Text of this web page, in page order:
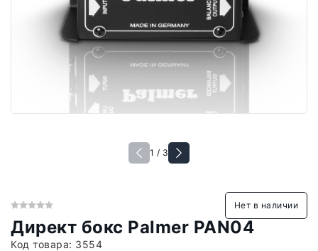
1 / 3
Нет в наличии
Директ бокс Palmer PAN04
Код товара: 3554